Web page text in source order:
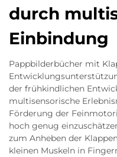
durch
Einbindung
Pappbilderbücher mit
der frühkindlichen
multisensorische
Förderung der
hoch genug
zum Anheben der
kleinen Muskeln in